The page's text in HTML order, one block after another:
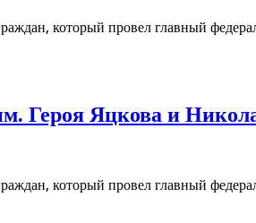
который провел главный
Героя Яцкова и
который провел главный